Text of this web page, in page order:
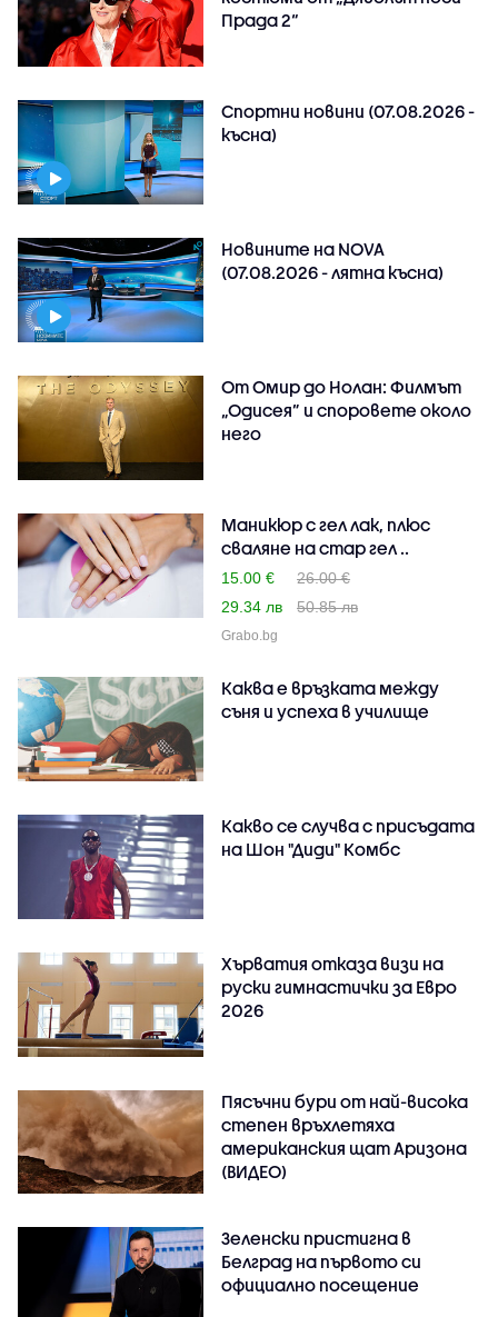
Прада 2“
Спортни новини (07.08.2026 -
късна)
Новините на NOVA
(07.08.2026 - лятна късна)
От Омир до Нолан: Филмът
„Одисея” и споровете около
него
Маникюр с гел лак, плюс
сваляне на стар гел ..
15.00 €
26.00 €
29.34 лв
50.85 лв
Grabo.bg
Каква е връзката между
съня и успеха в училище
Какво се случва с присъдата
на Шон "Диди" Комбс
Хърватия отказа визи на
руски гимнастички за Евро
2026
Пясъчни бури от най-висока
степен връхлетяха
американския щат Аризона
(ВИДЕО)
Зеленски пристигна в
Белград на първото си
официално посещение